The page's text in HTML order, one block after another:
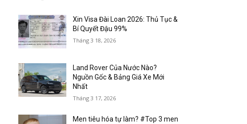
Xin Visa Đài Loan 2026: Thủ Tục &
Bí Quyết Đậu 99%
Tháng 3 18, 2026
Land Rover Của Nước Nào?
Nguồn Gốc & Bảng Giá Xe Mới
Nhất
Tháng 3 17, 2026
Men tiêu hóa tự làm? #Top 3 men